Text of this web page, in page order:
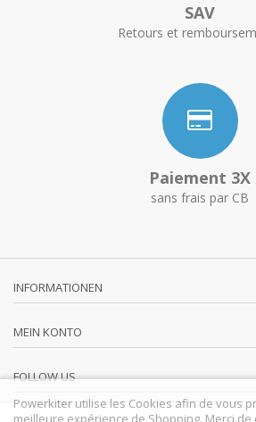
SAV
Retours et
Paiement 3X
sans frais par CB
INFORMATIONEN
MEIN KONTO
FOLLOW US
Powerkiter utilise les Cookies afin de vous
meilleure expérience de Shopping. Merci de